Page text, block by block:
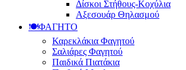
Δίσκοι Στήθους-Κοχύλια
Αξεσουάρ Θηλασμού
🍽️ΦΑΓΗΤΟ
Καρεκλάκια Φαγητού
Σαλιάρες Φαγητού
Παιδικά Πιατάκια